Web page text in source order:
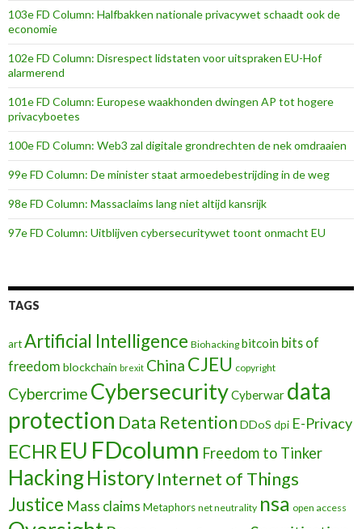
103e FD Column: Halfbakken nationale privacywet schaadt ook de
economie
102e FD Column: Disrespect lidstaten voor uitspraken EU-Hof
alarmerend
101e FD Column: Europese waakhonden dwingen AP tot hogere
privacyboetes
100e FD Column: Web3 zal digitale grondrechten de nek omdraaien
99e FD Column: De minister staat armoedebestrijding in de weg
98e FD Column: Massaclaims lang niet altijd kansrijk
97e FD Column: Uitblijven cybersecuritywet toont onmacht EU
TAGS
artArtificial Intelligence Biohacking bitcoin bits of
freedom blockchain brexit China CJEU copyright
Cybercrime CybersecurityCyberwar data
protection Data Retention DDoS dpi E-Privacy
ECHR EU FDcolumn Freedom to Tinker
HackingHistoryInternet of Things
Justice Mass claims Metaphors net neutrality nsa open access